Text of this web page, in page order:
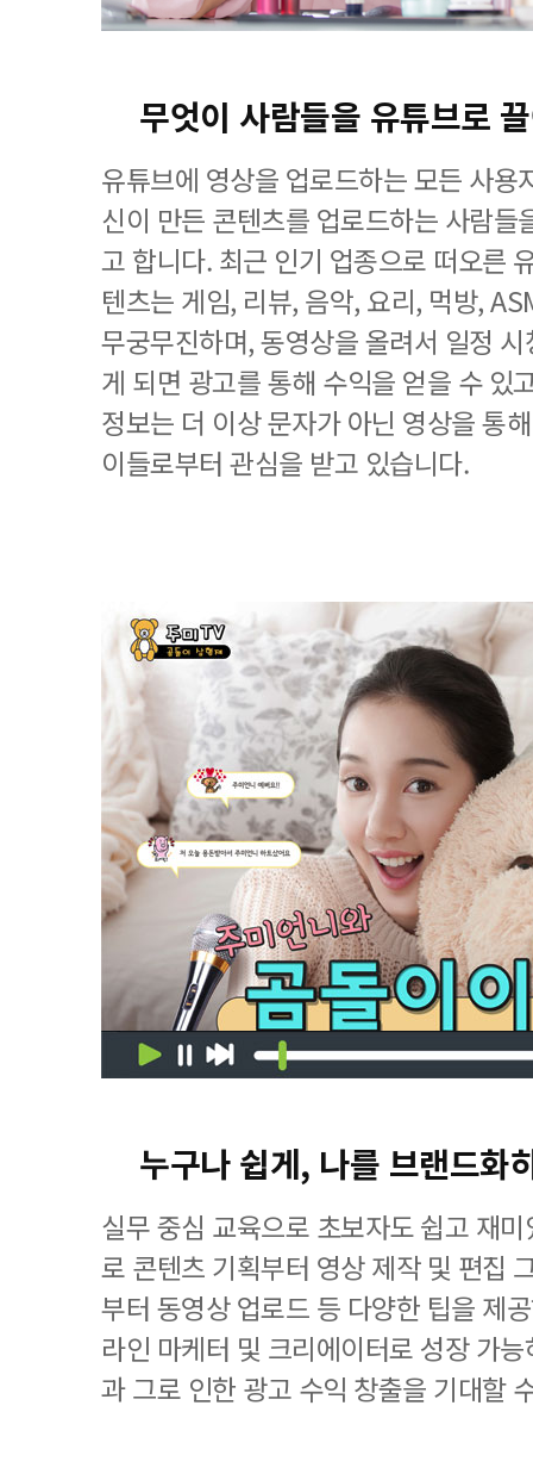
무엇이 사람들을 유튜브로
유튜브에 영상을 업로드하는 모든 사용
신이 만든 콘텐츠를 업로드하는 사람들
고 합니다. 최근 인기 업종으로 떠오른
텐츠는 게임, 리뷰, 음악, 요리, 먹방,
무궁무진하며, 동영상을 올려서 일정
게 되면 광고를 통해 수익을 얻을 수 있
정보는 더 이상 문자가 아닌 영상을 통
이들로부터 관심을 받고 있습니다.
누구나 쉽게, 나를 브랜드화
실무 중심 교육으로 초보자도 쉽고 재
로 콘텐츠 기획부터 영상 제작 및 편집
부터 동영상 업로드 등 다양한 팁을 제
라인 마케터 및 크리에이터로 성장 가
과 그로 인한 광고 수익 창출을 기대할